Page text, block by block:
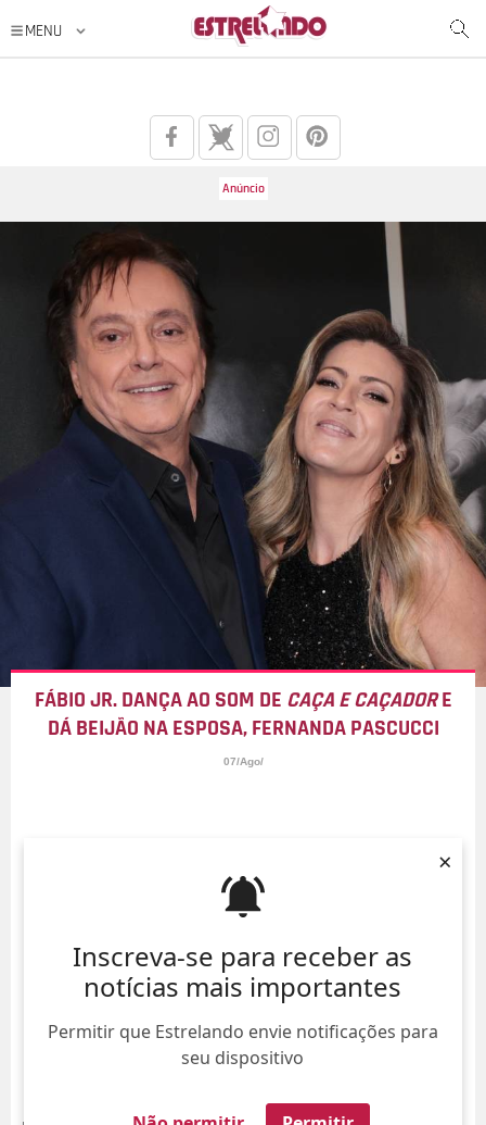
Inscreva-se para receber as
notícias mais importantes
Permitir que Estrelando envie notificações para
seu dispositivo
×
FÁBIO JR. DANÇA AO SOM DE CAÇA E CAÇADORE
DÁ BEIJÃO NA ESPOSA, FERNANDA PASCUCCI
07/Ago/